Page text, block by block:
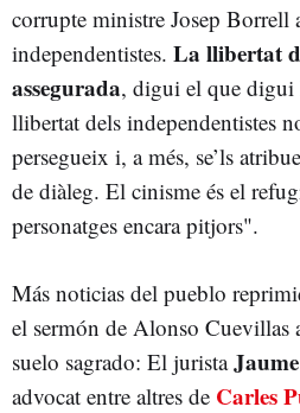
corrupte ministre Josep Borrell
independentistes. La llibertat
assegurada, digui el que digui
llibertat dels independentistes
persegueix i, a més, se’ls
de diàleg. El cinisme és el
personatges encara pitjors".
Más noticias del pueblo
el sermón de Alonso Cuevillas
suelo sagrado: El jurista
advocat entre altres de Carles